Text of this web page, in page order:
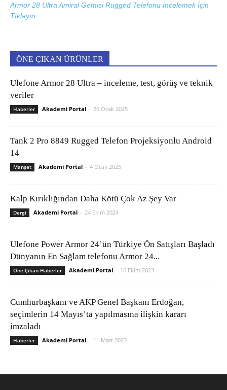
Armor 28 Ultra Amiral Gemisi Rugged Telefonu İncelemek İçin
Tıklayın
ÖNE ÇIKAN ÜRÜNLER
Ulefone Armor 28 Ultra – inceleme, test, görüş ve teknik
veriler
Haberler Akademi Portal - 26 Ocak 2025
Tank 2 Pro 8849 Rugged Telefon Projeksiyonlu Android
14
Manşet Akademi Portal - 4 Ocak 2025
Kalp Kırıklığından Daha Kötü Çok Az Şey Var
Dergi Akademi Portal - 24 Ekim 2024
Ulefone Power Armor 24’ün Türkiye Ön Satışları Başladı
Dünyanın En Sağlam telefonu Armor 24...
Öne Çıkan Haberler Akademi Portal - 16 Ekim 2023
Cumhurbaşkanı ve AKP Genel Başkanı Erdoğan,
seçimlerin 14 Mayıs’ta yapılmasına ilişkin kararı
imzaladı
Haberler Akademi Portal - 11 Mart 2023